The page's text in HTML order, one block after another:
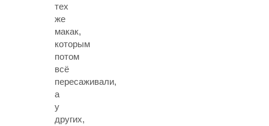
тех
же
макак,
которым
потом
всё
пересаживали,
а
у
других,